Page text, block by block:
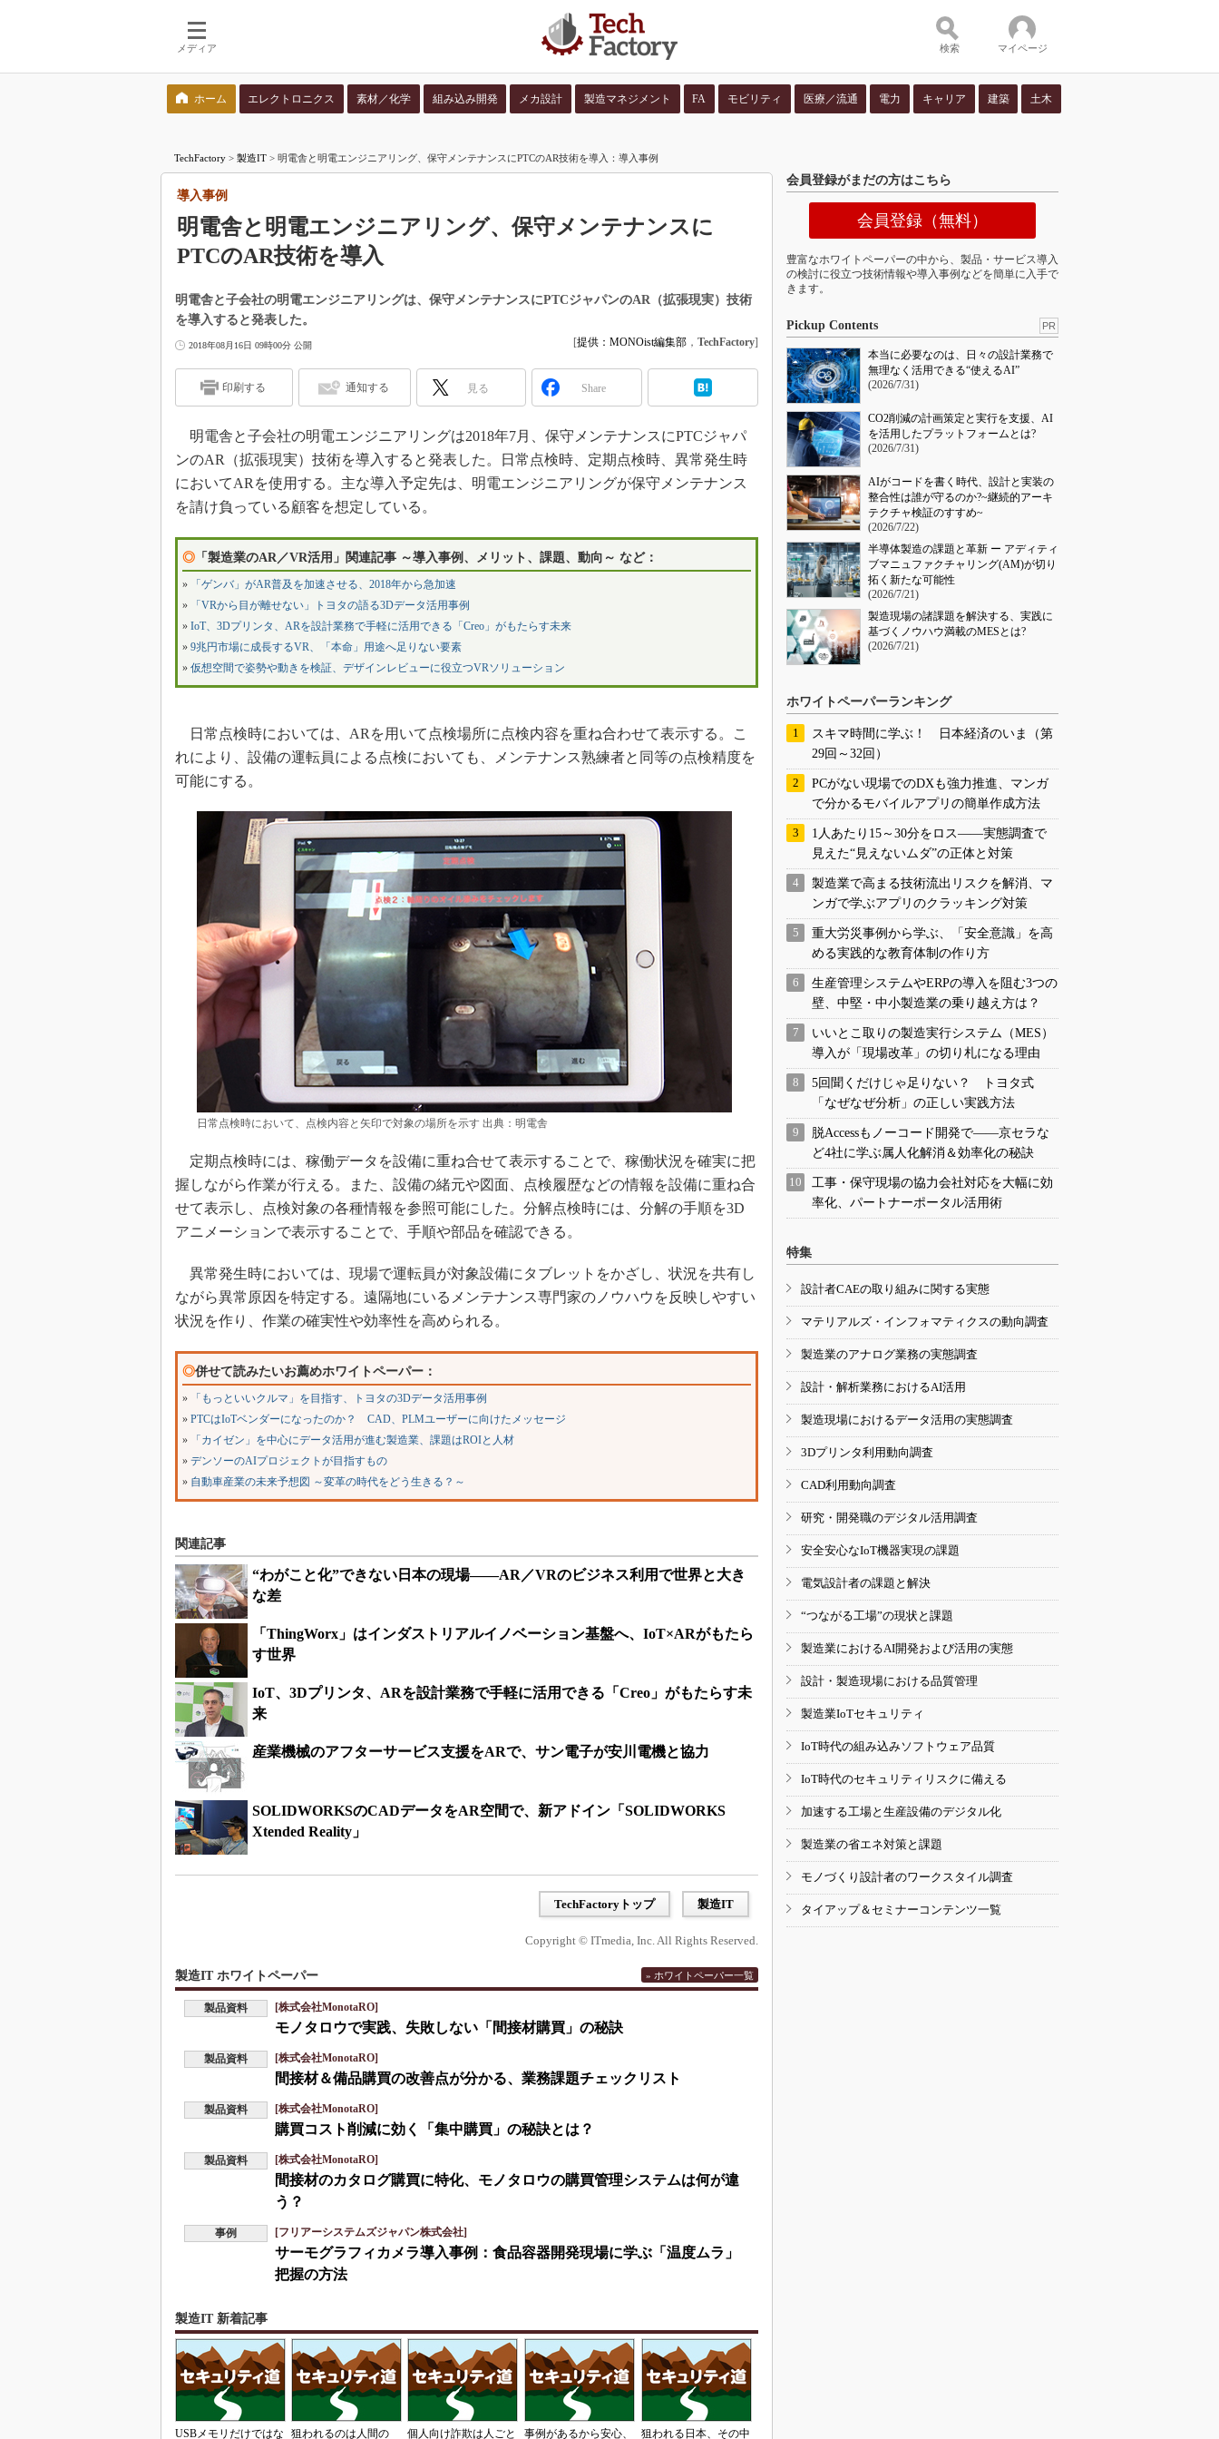
メディア 検索 マイページ
ホーム エレクトロニクス 素材／化学 組み込み開発 メカ設計 製造マネジメント FA モビリティ 医療／流通 電力 キャリア 建築 土木
TechFactory > 製造IT > 明電舎と明電エンジニアリング、保守メンテナンスにPTCのAR技術を導入：導入事例
明電舎と明電エンジニアリング、保守メンテナンスに
PTCのAR技術を導入
導入事例
明電舎と子会社の明電エンジニアリングは、保守メンテナンスにPTCジャパンのAR（拡張現実）技術
を導入すると発表した。
2018年08月16日 09時00分 公開 [提供：MONOist編集部 ， TechFactory]
印刷する 通知する 見る Share
明電舎と子会社の明電エンジニアリングは2018年7月、保守メンテナンスにPTCジャパ
ンのAR（拡張現実）技術を導入すると発表した。日常点検時、定期点検時、異常発生時
においてARを使用する。主な導入予定先は、明電エンジニアリングが保守メンテナンス
を請け負っている顧客を想定している。
◎ 「製造業のAR／VR活用」関連記事 ～導入事例、メリット、課題、動向～ など：
»
「ゲンバ」がAR普及を加速させる、2018年から急加速
»
「VRから目が離せない」トヨタの語る3Dデータ活用事例
» IoT、3Dプリンタ、ARを設計業務で手軽に活用できる「Creo」がもたらす未来
» 9兆円市場に成長するVR、「本命」用途へ足りない要素
» 仮想空間で姿勢や動きを検証、デザインレビューに役立つVRソリューション
日常点検時においては、ARを用いて点検場所に点検内容を重ね合わせて表示する。こ
れにより、設備の運転員による点検においても、メンテナンス熟練者と同等の点検精度を
可能にする。
日常点検時において、点検内容と矢印で対象の場所を示す 出典：明電舎
定期点検時には、稼働データを設備に重ね合せて表示することで、稼働状況を確実に把
握しながら作業が行える。また、設備の緒元や図面、点検履歴などの情報を設備に重ね合
せて表示し、点検対象の各種情報を参照可能にした。分解点検時には、分解の手順を3D
アニメーションで表示することで、手順や部品を確認できる。
異常発生時においては、現場で運転員が対象設備にタブレットをかざし、状況を共有し
ながら異常原因を特定する。遠隔地にいるメンテナンス専門家のノウハウを反映しやすい
状況を作り、作業の確実性や効率性を高められる。
◎併せて読みたいお薦めホワイトペーパー：
»
「もっといいクルマ」を目指す、トヨタの3Dデータ活用事例
» PTCはIoTベンダーになったのか？ CAD、PLMユーザーに向けたメッセージ
»
「カイゼン」を中心にデータ活用が進む製造業、課題はROIと人材
» デンソーのAIプロジェクトが目指すもの
» 自動車産業の未来予想図 ～変革の時代をどう生きる？～
関連記事
“わがこと化”できない日本の現場――AR／VRのビジネス利用で世界と大き
な差
「ThingWorx」はインダストリアルイノベーション基盤へ、IoT×ARがもたら
す世界
IoT、3Dプリンタ、ARを設計業務で手軽に活用できる「Creo」がもたらす未
来
産業機械のアフターサービス支援をARで、サン電子が安川電機と協力
SOLIDWORKSのCADデータをAR空間で、新アドイン「SOLIDWORKS
Xtended Reality」
TechFactoryトップ 製造IT
Copyright © ITmedia, Inc. All Rights Reserved.
製造IT ホワイトペーパー » ホワイトペーパー一覧
製品資料 [株式会社MonotaRO]
モノタロウで実践、失敗しない「間接材購買」の秘訣
製品資料 [株式会社MonotaRO]
間接材＆備品購買の改善点が分かる、業務課題チェックリスト
製品資料 [株式会社MonotaRO]
購買コスト削減に効く「集中購買」の秘訣とは？
製品資料 [株式会社MonotaRO]
間接材のカタログ購買に特化、モノタロウの購買管理システムは何が違
う？
事例 [フリアーシステムズジャパン株式会社]
サーモグラフィカメラ導入事例：食品容器開発現場に学ぶ「温度ムラ」
把握の方法
製造IT 新着記事
USBメモリだけではな 狙われるのは人間の 個人向け詐欺は人ごと 事例があるから安心、 狙われる日本、その中
会員登録がまだの方はこちら
会員登録（無料）
豊富なホワイトペーパーの中から、製品・サービス導入
の検討に役立つ技術情報や導入事例などを簡単に入手で
きます。
Pickup Contents PR
本当に必要なのは、日々の設計業務で
無理なく活用できる“使えるAI”
(2026/7/31)
CO2削減の計画策定と実行を支援、AI
を活用したプラットフォームとは?
(2026/7/31)
AIがコードを書く時代、設計と実装の
整合性は誰が守るのか?~継続的アーキ
テクチャ検証のすすめ~
(2026/7/22)
半導体製造の課題と革新 ー アディティ
ブマニュファクチャリング(AM)が切り
拓く新たな可能性
(2026/7/21)
製造現場の諸課題を解決する、実践に
基づくノウハウ満載のMESとは?
(2026/7/21)
ホワイトペーパーランキング
スキマ時間に学ぶ！ 日本経済のいま（第
29回～32回）
PCがない現場でのDXも強力推進、マンガ
で分かるモバイルアプリの簡単作成方法
1人あたり15～30分をロス――実態調査で
見えた“見えないムダ”の正体と対策
製造業で高まる技術流出リスクを解消、マ
ンガで学ぶアプリのクラッキング対策
重大労災事例から学ぶ、「安全意識」を高
める実践的な教育体制の作り方
生産管理システムやERPの導入を阻む3つの
壁、中堅・中小製造業の乗り越え方は？
いいとこ取りの製造実行システム（MES）
導入が「現場改革」の切り札になる理由
5回聞くだけじゃ足りない？ トヨタ式
「なぜなぜ分析」の正しい実践方法
脱Accessもノーコード開発で――京セラな
ど4社に学ぶ属人化解消＆効率化の秘訣
工事・保守現場の協力会社対応を大幅に効
率化、パートナーポータル活用術
特集
設計者CAEの取り組みに関する実態
マテリアルズ・インフォマティクスの動向調査
製造業のアナログ業務の実態調査
設計・解析業務におけるAI活用
製造現場におけるデータ活用の実態調査
3Dプリンタ利用動向調査
CAD利用動向調査
研究・開発職のデジタル活用調査
安全安心なIoT機器実現の課題
電気設計者の課題と解決
“つながる工場”の現状と課題
製造業におけるAI開発および活用の実態
設計・製造現場における品質管理
製造業IoTセキュリティ
IoT時代の組み込みソフトウェア品質
IoT時代のセキュリティリスクに備える
加速する工場と生産設備のデジタル化
製造業の省エネ対策と課題
モノづくり設計者のワークスタイル調査
タイアップ＆セミナーコンテンツ一覧